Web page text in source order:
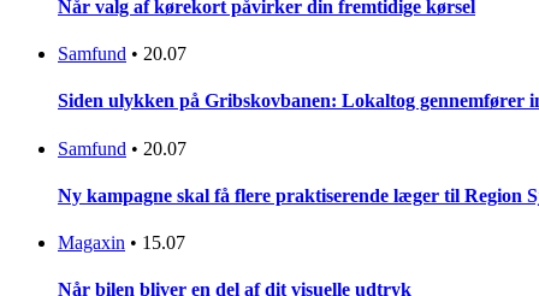
Når valg af kørekort påvirker din fremtidige kørsel
Samfund • 20.07
Siden ulykken på Gribskovbanen: Lokaltog
Samfund • 20.07
Ny kampagne skal få flere praktiserende læger til Region
Magaxin • 15.07
Når bilen bliver en del af dit visuelle udtryk